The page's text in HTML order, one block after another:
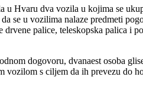
Hvaru dva vozila u kojima se
u vozilima nalaze predmeti
palice, teleskopska palica i
dogovoru, dvanaest osoba
s ciljem da ih prevezu do